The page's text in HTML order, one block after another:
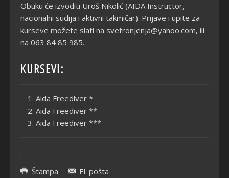
Obuku će izvoditi Uroš Nikolić (AIDA Instructor,
nacionalni sudija i aktivni takmičar). Prijave i upite za
kurseve možete slati na svetronjenja@yahoo.com, ili
na 063 84 85 985.
KURSEVI:
Aida Freediver *
Aida Freediver **
Aida Freediver ***
.
Štampa
El. pošta